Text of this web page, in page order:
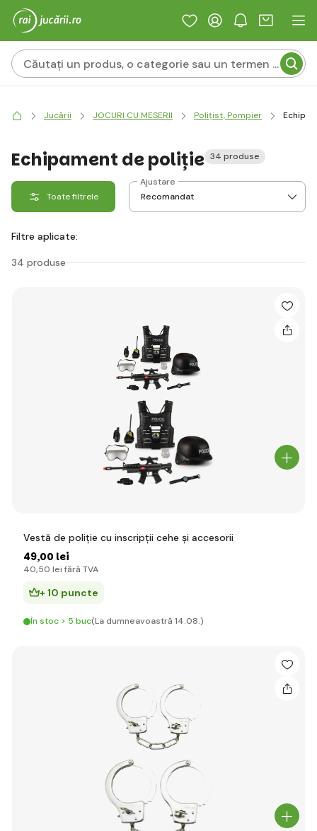
Jucării JOCURI CU MESERII Polițist, Pompier
Echipament de poliție 34 produse
Toate filtrele
Ajustare
Filtre aplicate:
34 produse
Vestă de poliție cu inscripții cehe și accesorii
49,00 lei
40,50 lei fără TVA
+ 10 puncte
În stoc > 5 buc(La dumneavoastră 14.08.)